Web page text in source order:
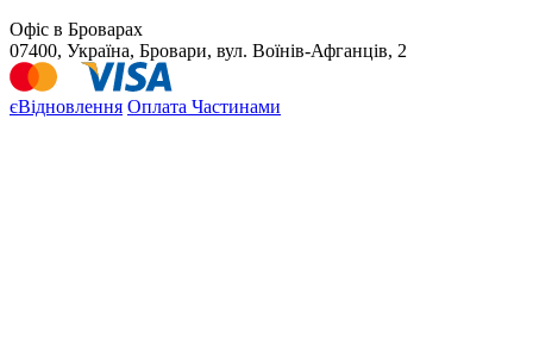
Офіс в Броварах
07400, Україна, Бровари, вул. Воїнів-Афганців, 2
єВідновлення Оплата Частинами